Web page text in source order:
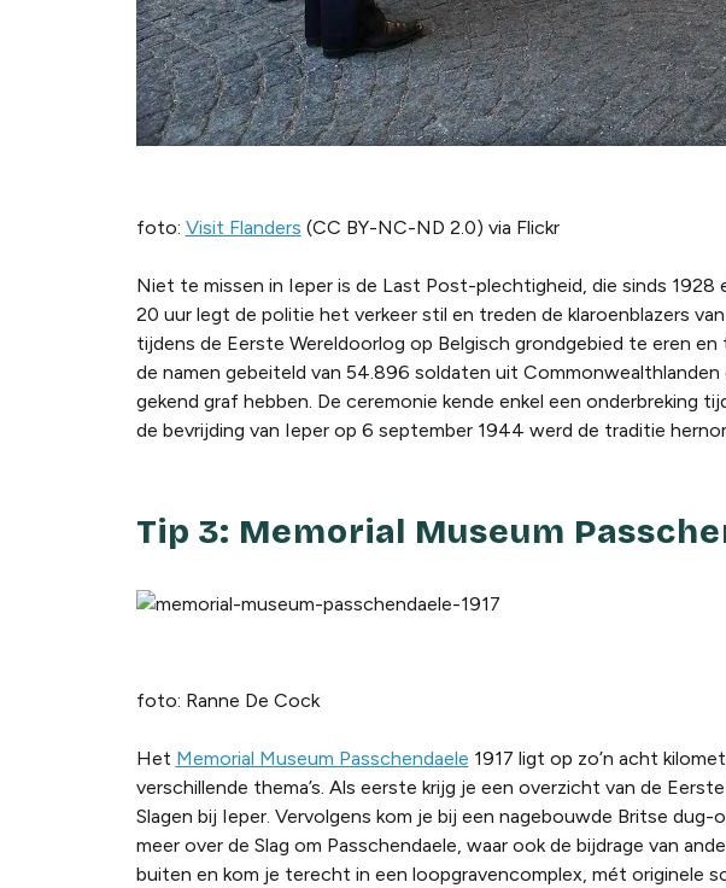
foto: Visit Flanders (CC BY-NC-ND 2.0) via Flickr
Niet te missen in Ieper is de Last Post-plechtigheid, die sinds
20 uur legt de politie het verkeer stil en treden de klaroenblazers
tijdens de Eerste Wereldoorlog op Belgisch grondgebied te eren
de namen gebeiteld van 54.896 soldaten uit
gekend graf hebben. De ceremonie kende enkel een onderbreking
de bevrijding van Ieper op 6 september 1944 werd de traditie
Tip 3: Memorial Museum
foto: Ranne De Cock
Het Memorial Museum Passchendaele 1917 ligt op zo’n acht
verschillende thema’s. Als eerste krijg je een overzicht van de
Slagen bij Ieper. Vervolgens kom je bij een nagebouwde Britse
meer over de Slag om Passchendaele, waar ook de bijdrage van
buiten en kom je terecht in een loopgravencomplex, mét originele